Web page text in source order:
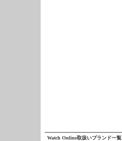
Watch Online取扱いブランド一覧